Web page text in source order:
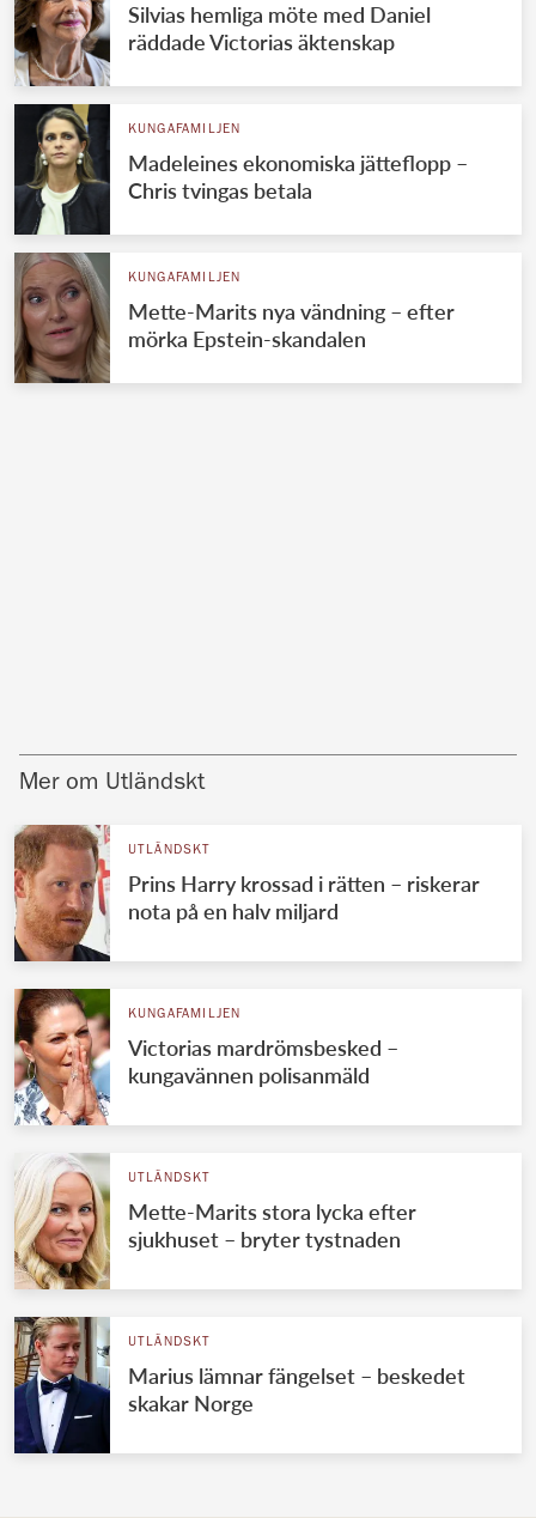
Silvias hemliga möte med Daniel
räddade Victorias äktenskap
KUNGAFAMILJEN
Madeleines ekonomiska jätteflopp –
Chris tvingas betala
KUNGAFAMILJEN
Mette-Marits nya vändning – efter
mörka Epstein-skandalen
Mer om Utländskt
UTLÄNDSKT
Prins Harry krossad i rätten – riskerar
nota på en halv miljard
KUNGAFAMILJEN
Victorias mardrömsbesked –
kungavännen polisanmäld
UTLÄNDSKT
Mette-Marits stora lycka efter
sjukhuset – bryter tystnaden
UTLÄNDSKT
Marius lämnar fängelset – beskedet
skakar Norge